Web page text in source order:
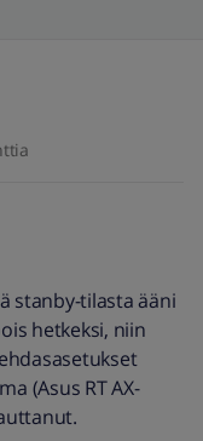
stanby-tilasta ääni
hetkeksi, niin
(Asus RT AX-